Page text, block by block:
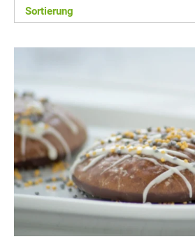
Sortierung